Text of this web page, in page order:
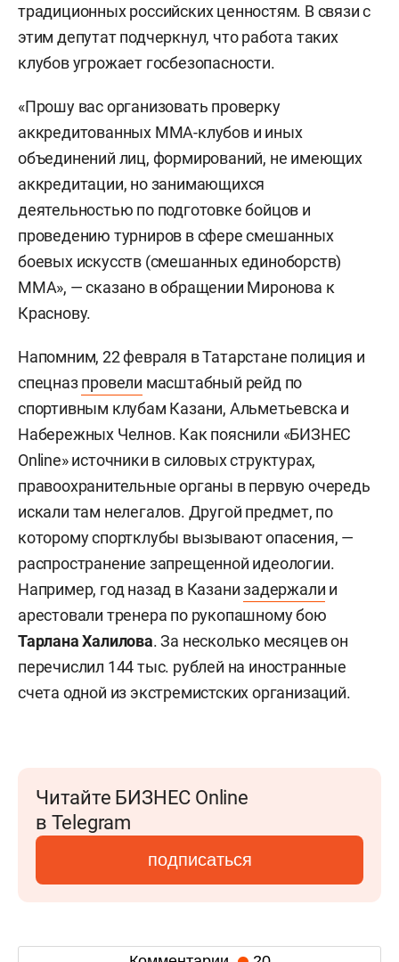
традиционных российских ценностям. В связи с
этим депутат подчеркнул, что работа таких
клубов угрожает госбезопасности.
«Прошу вас организовать проверку
аккредитованных ММА-клубов и иных
объединений лиц, формирований, не имеющих
аккредитации, но занимающихся
деятельностью по подготовке бойцов и
проведению турниров в сфере смешанных
боевых искусств (смешанных единоборств)
ММА», — сказано в обращении Миронова к
Краснову.
Напомним, 22 февраля в Татарстане полиция и
спецназпровели масштабный рейд по
спортивным клубам Казани, Альметьевска и
Набережных Челнов. Как пояснили «БИЗНЕС
Online» источники в силовых структурах,
правоохранительные органы в первую очередь
искали там нелегалов. Другой предмет, по
которому спортклубы вызывают опасения, —
распространение запрещенной идеологии.
Например, год назад в Казанизадержали и
арестовали тренера по рукопашному бою
Тарлана Халилова. За несколько месяцев он
перечислил 144 тыс. рублей на иностранные
счета одной из экстремистских организаций.
Читайте БИЗНЕС Online
в Telegram
подписаться